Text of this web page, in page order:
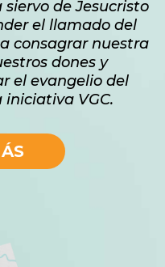
de Jesucristo
el llamado del
consagrar nuestra
dones y
el evangelio del
iniciativa VGC.